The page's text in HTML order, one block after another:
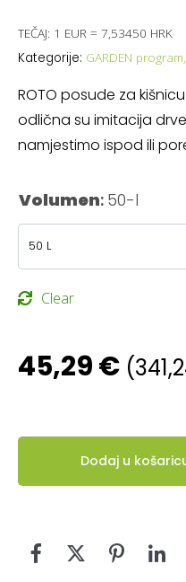
TEČAJ: 1 EUR = 7,53450 HRK
Kategorije: GARDEN program,
ROTO posude za
odlična su imitacija
namjestimo ispod ili
Volumen: 50-l
Clear
45,29€
Dodaj u